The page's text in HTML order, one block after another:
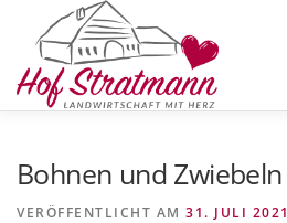
springen
Bohnen und Zwiebeln
VERÖFFENTLICHT AM 31. JULI 2021